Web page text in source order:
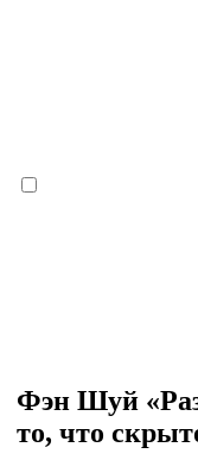
Фэн Шуй
то, что